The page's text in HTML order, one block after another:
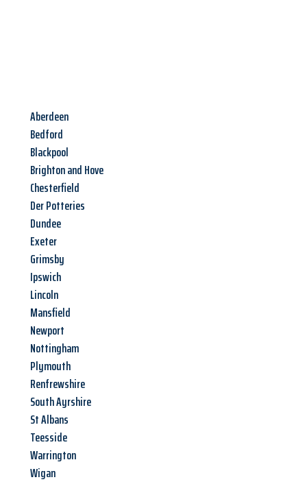
Aberdeen
Bedford
Blackpool
Brighton and Hove
Chesterfield
Der Potteries
Dundee
Exeter
Grimsby
Ipswich
Lincoln
Mansfield
Newport
Nottingham
Plymouth
Renfrewshire
South Ayrshire
St Albans
Teesside
Warrington
Wigan